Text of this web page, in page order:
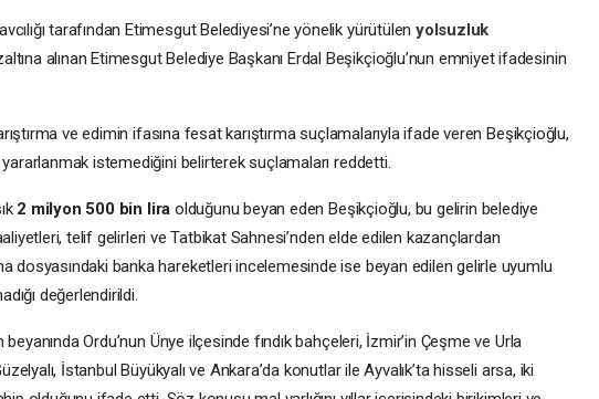
tarafından Etimesgut Belediyesi’ne yönelik yürütülen yolsuzluk
alınan Etimesgut Belediye Başkanı Erdal Beşikçioğlu’nun emniyet ifadesinin
ve edimin ifasına fesat karıştırma suçlamalarıyla ifade veren Beşikçioğlu,
istemediğini belirterek suçlamaları reddetti.
2 milyon 500 bin lira olduğunu beyan eden Beşikçioğlu, bu gelirin belediye
telif gelirleri ve Tatbikat Sahnesi’nden elde edilen kazançlardan
dosyasındaki banka hareketleri incelemesinde ise beyan edilen gelirle uyumlu
değerlendirildi.
beyanında Ordu’nun Ünye ilçesinde fındık bahçeleri, İzmir’in Çeşme ve Urla
İstanbul Büyükyalı ve Ankara’da konutlar ile Ayvalık’ta hisseli arsa, iki